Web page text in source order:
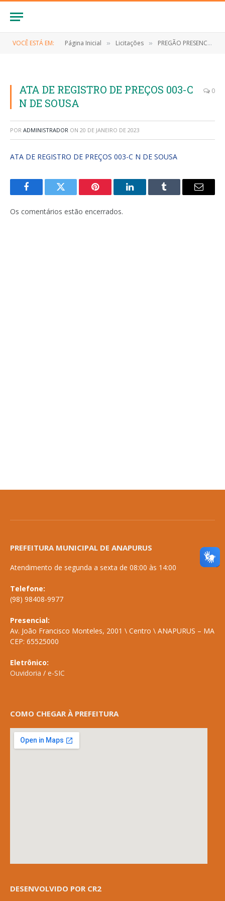
VOCÊ ESTÁ EM: Página Inicial » Licitações » PREGÃO PRESENCIAL Nº 018/2021-SRP (EVENTUAL CONTRATAÇÃO DE EMPRESA ESPECIALIZADA NO FORNECIMENTO DE MATERIAIS DE LIMPEZA E HIGIENE PESSOAL, DE INTERESSE DA SECRETARIA MUNICIPAL DE ADMINISTRAÇÃO DE ANAPURUS/MA)
ATA DE REGISTRO DE PREÇOS 003-C
N DE SOUSA
0
POR ADMINISTRADOR ON 20 DE JANEIRO DE 2023
ATA DE REGISTRO DE PREÇOS 003-C N DE SOUSA
FacebookTwitter Pinterest LinkedInTumblr
E-
Os comentários estão encerrados.
PREFEITURA MUNICIPAL DE ANAPURUS
Atendimento de segunda a sexta de 08:00 às 14:00
Telefone:
(98) 98408-9977
Presencial:
Av. João Francisco Monteles, 2001 \ Centro \ ANAPURUS – MA
CEP: 65525000
Eletrônico:
Ouvidoria / e-SIC
COMO CHEGAR À PREFEITURA
DESENVOLVIDO POR CR2